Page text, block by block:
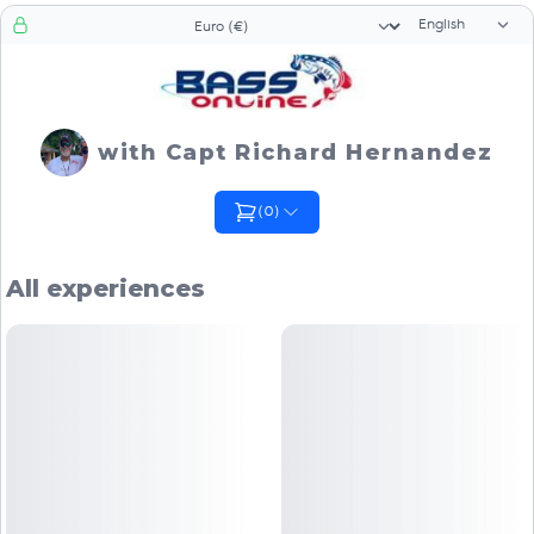
Currency selector Language
with Capt Richard Hernandez
(0)
All experiences